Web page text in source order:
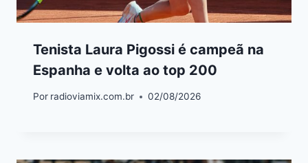
Tenista Laura Pigossi é campeã na
Espanha e volta ao top 200
Por radioviamix.com.br 02/08/2026